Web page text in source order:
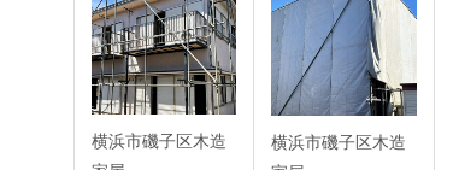
横浜市磯子区木造
横浜市磯子区木造